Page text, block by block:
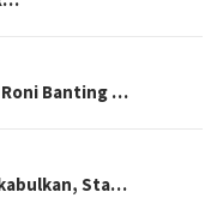
Roni Banting …
Sta…